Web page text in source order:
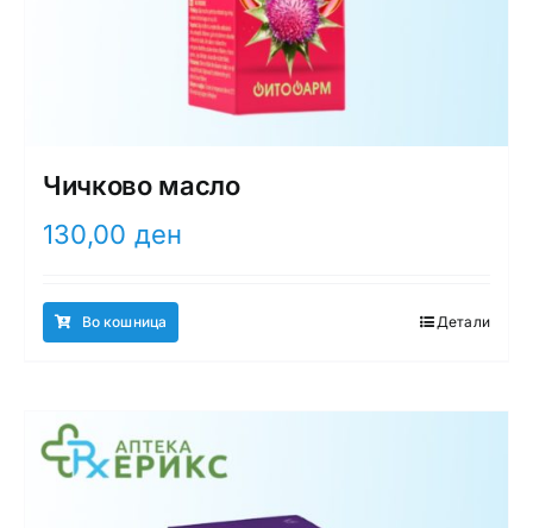
Чичково масло
130,00 ден
Во кошница Детали